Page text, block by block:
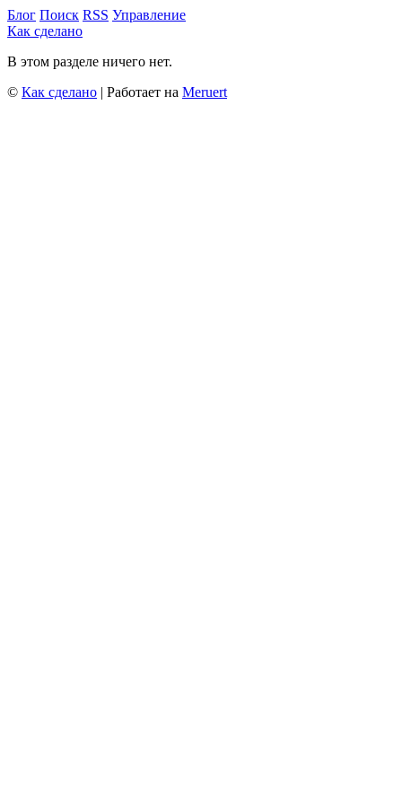
Блог Поиск RSS Управление
Как сделано
В этом разделе ничего нет.
© Как сделано | Работает на Meruert